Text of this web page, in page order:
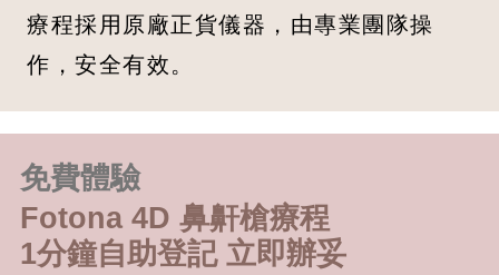
療程採用原廠正貨儀器，由專業團隊操
作，安全有效。
免費體驗
Fotona 4D 鼻鼾槍療程
1分鐘自助登記 立即辦妥